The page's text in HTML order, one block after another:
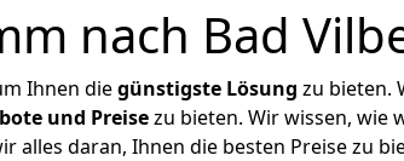
nach Bad
Ihnen diegünstigste Lösung zu bieten.
und Preisezu bieten. Wir wissen, wie
alles daran, Ihnen die besten Preise zu